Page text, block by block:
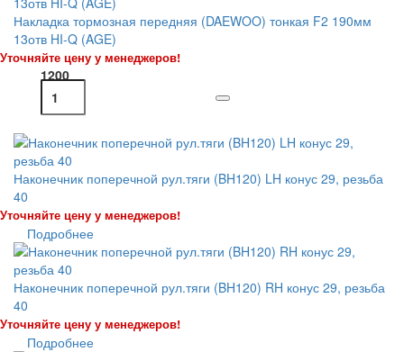
Накладка тормозная передняя (DAEWOO) тонкая F2 190мм
13отв HI-Q (AGE)
Уточняйте цену у менеджеров!
1200
Наконечник поперечной рул.тяги (BH120) LH конус 29, резьба
40
Уточняйте цену у менеджеров!
Подробнее
Наконечник поперечной рул.тяги (BH120) RH конус 29, резьба
40
Уточняйте цену у менеджеров!
Подробнее